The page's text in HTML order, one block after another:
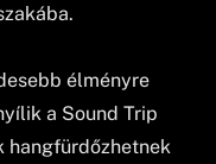
élményre
a Sound Trip
hangfürdőzhetnek